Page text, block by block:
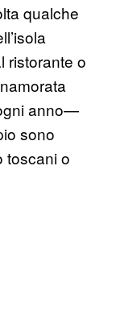
qualche
ristorante o
anno—
sono
toscani o